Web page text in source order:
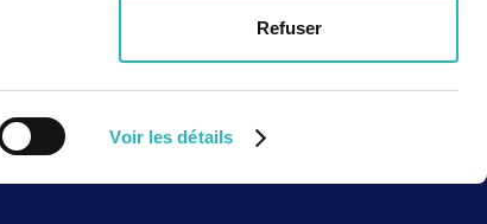
Voir les détails
Refuser